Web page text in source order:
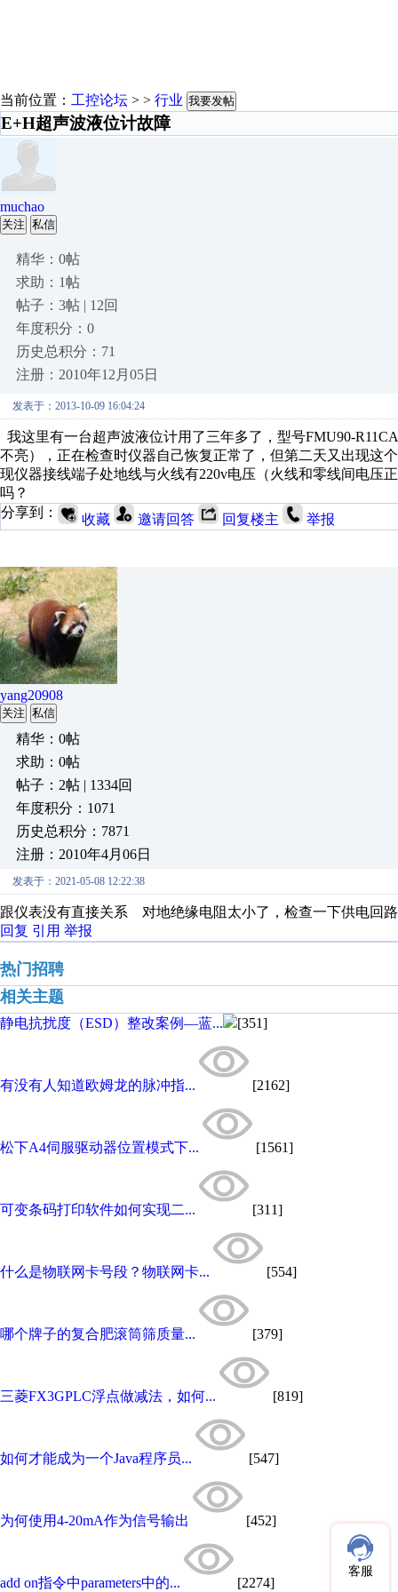
当前位置： 工控论坛 > > 行业 我要发帖
E+H超声波液位计故障
muchao
关注 私信
精华：0帖
求助：1帖
帖子：3帖 | 12回
年度积分：0
历史总积分：71
注册：2010年12月05日
发表于：2013-10-09 16:04:24
我这里有一台超声波液位计用了三年多了，型号FMU90-
不亮），正在检查时仪器自己恢复正常了，但第二天又出现这
现仪器接线端子处地线与火线有220v电压（火线和零线间电压
吗？
分享到：
收藏 邀请回答 回复楼主 举报
yang20908
关注 私信
精华：0帖
求助：0帖
帖子：2帖 | 1334回
年度积分：1071
历史总积分：7871
注册：2010年4月06日
发表于：2021-05-08 12:22:38
跟仪表没有直接关系 对地绝缘电阻太小了，检查一下供电回
回复 引用 举报
热门招聘
相关主题
静电抗扰度（ESD）整改案例—蓝... [351]
有没有人知道欧姆龙的脉冲指... [2162]
松下A4伺服驱动器位置模式下... [1561]
可变条码打印软件如何实现二... [311]
什么是物联网卡号段？物联网卡... [554]
哪个牌子的复合肥滚筒筛质量... [379]
三菱FX3GPLC浮点做减法，如何... [819]
如何才能成为一个Java程序员... [547]
为何使用4-20mA作为信号输出 [452]
add on指令中parameters中的... [2274]
客服